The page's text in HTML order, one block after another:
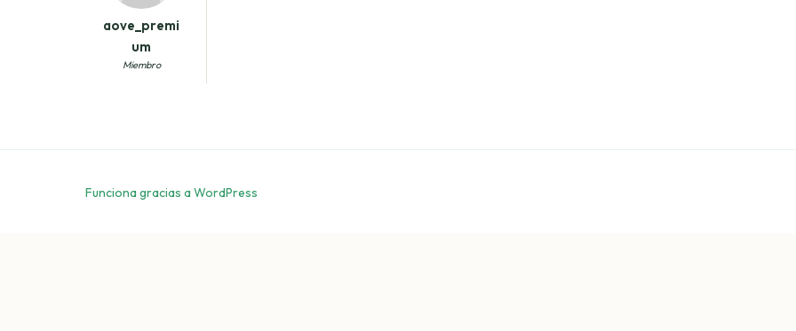
aove_premi
um
Miembro
Funciona gracias a WordPress